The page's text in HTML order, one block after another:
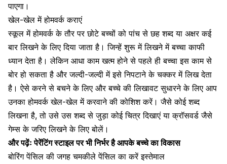
पाएगा।
खेल-खेल में होमवर्क कराएं
स्कूल में होमवर्कके तौर पर छोटे बच्चों को पांच से छह शब्द या अक्षर कई
बार लिखने के लिए दिया जाता है। जिन्हें शुरू में लिखने में बच्चा काफी
ध्यान देता है। लेकिन आधा काम खत्म होने से पहले ही बच्चा इस काम से
बोर हो सकता है और जल्दी-जल्दी में इसे निपटाने के चक्कर में लिख देता
है। ऐसे करने से बचने के लिए और बच्चे की लिखावट सुधारने के लिए आप
उनका होमवर्क खेल-खेल में करवाने की कोशिश करें। जैसे कोई शब्द
लिखना है, तो उसे उस शब्द से जुड़ा कोई चित्र दिखाएं याक्रॉसवर्ड जैसे
गेम्सके जरिए लिखने के लिए बोलें।
और पढ़ेंःपेरेंटिंग स्टाइल पर भी निर्भर है आपके बच्चे का विकास
बोरिंग पेंसिल की जगह चमकीले पेंसिल का करें इस्तेमाल